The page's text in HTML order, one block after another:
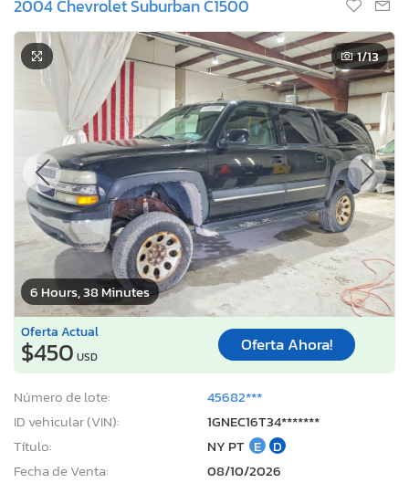
2004 Chevrolet Suburban C1500
6 Hours, 38 Minutes
1/13
Oferta Actual
$450 USD
Oferta Ahora!
Número de lote:
45682***
ID vehicular (VIN):
1GNEC16T34*******
Título:
NY PT E D
Fecha de Venta:
08/10/2026